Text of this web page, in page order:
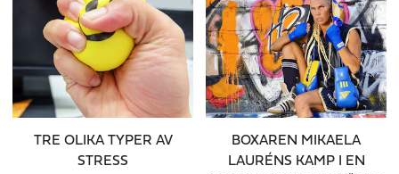
TRE OLIKA TYPER AV
STRESS
BOXAREN MIKAELA
LAURÉNS KAMP I EN